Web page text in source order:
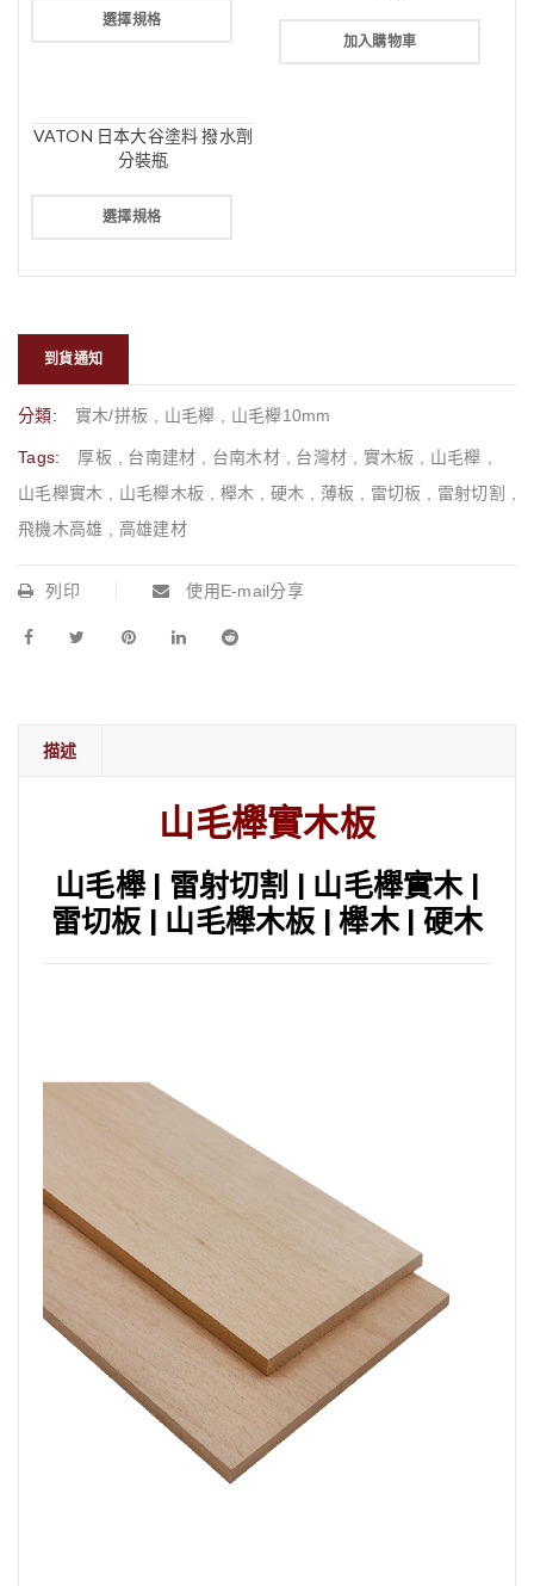
選擇規格
加入購物車
VATON 日本大谷塗料 撥水劑
分裝瓶
選擇規格
到貨通知
分類: 實木/拼板 山毛櫸 山毛櫸10mm
Tags: 厚板 台南建材 台南木材 台灣材 實木板 山毛櫸
山毛櫸實木
山毛櫸木板 櫸木 硬木 薄板 雷切板 雷射切割
飛機木高雄
高雄建材
列印 使用E-mail分享
描述
山毛櫸實木板
山毛櫸 | 雷射切割 | 山毛櫸實木 |
雷切板 | 山毛櫸木板 | 櫸木 | 硬木